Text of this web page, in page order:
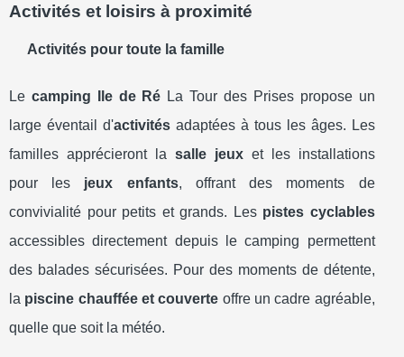
Activités et loisirs à proximité
Activités pour toute la famille
Le camping Ile de Ré La Tour des Prises propose un
large éventail d'activitésadaptées à tous les âges. Les
familles apprécieront la salle jeuxet les installations
pour les jeux enfants, offrant des moments de
convivialité pour petits et grands. Les pistes cyclables
accessibles directement depuis le camping permettent
des balades sécurisées. Pour des moments de détente,
la piscine chauffée et couverte offre un cadre agréable,
quelle que soit la météo.